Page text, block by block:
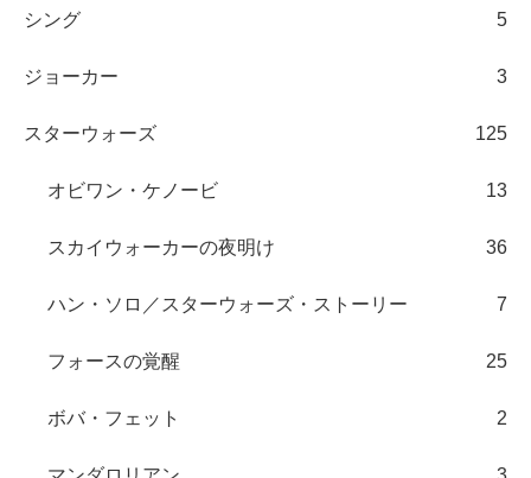
シング 5
ジョーカー 3
スターウォーズ 125
オビワン・ケノービ 13
スカイウォーカーの夜明け 36
ハン・ソロ／スターウォーズ・ストーリー 7
フォースの覚醒 25
ボバ・フェット 2